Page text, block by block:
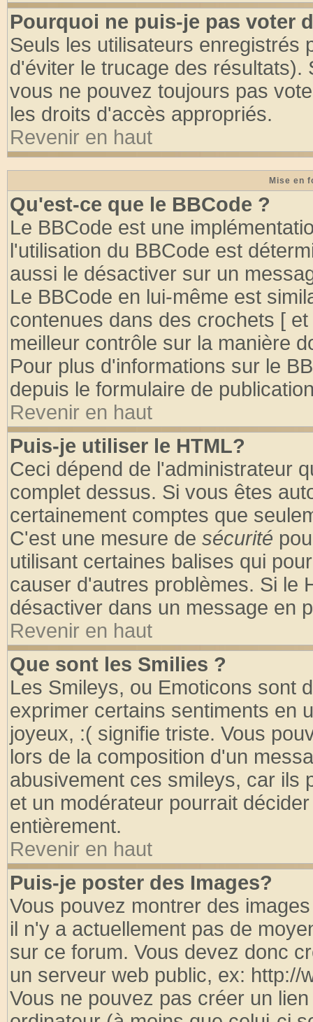
Pourquoi ne puis-je pas voter
Seuls les utilisateurs enregistrés
d'éviter le trucage des
vous ne pouvez toujours pas
les droits d'accès appropriés.
Revenir en haut
Mise en
Qu'est-ce que le BBCode ?
Le BBCode est une
l'utilisation du BBCode est
aussi le désactiver sur un
Le BBCode en lui-même est
contenues dans des crochets [
meilleur contrôle sur la manière
Pour plus d'informations sur le
depuis le formulaire de
Revenir en haut
Puis-je utiliser le HTML?
Ceci dépend de l'administrateur
complet dessus. Si vous êtes
certainement comptes que
C'est une mesure de sécurité
utilisant certaines balises qui
causer d'autres problèmes. Si le
désactiver dans un message en
Revenir en haut
Que sont les Smilies ?
Les Smileys, ou Emoticons sont
exprimer certains sentiments en
joyeux, :( signifie triste. Vous
lors de la composition d'un
abusivement ces smileys, car ils
et un modérateur pourrait
entièrement.
Revenir en haut
Puis-je poster des Images?
Vous pouvez montrer des
il n'y a actuellement pas de
sur ce forum. Vous devez donc
un serveur web public, ex: http://
Vous ne pouvez pas créer un